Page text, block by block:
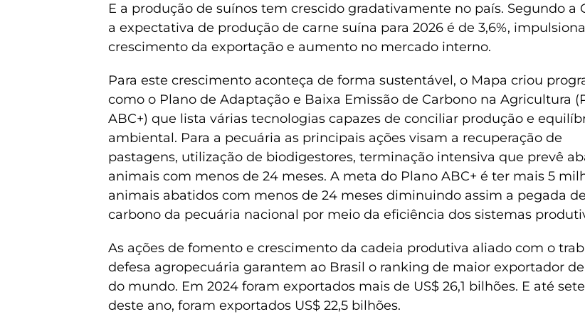
E a produção de suínos tem crescido gradativamente no país. Segundo a
a expectativa de produção de carne suína para 2026 é de 3,6%,
crescimento da exportação e aumento no mercado interno.
Para este crescimento aconteça de forma sustentável, o Mapa criou
como o Plano de Adaptação e Baixa Emissão de Carbono na Agricultura
ABC+) que lista várias tecnologias capazes de conciliar produção e
ambiental. Para a pecuária as principais ações visam a recuperação de
pastagens, utilização de biodigestores, terminação intensiva que prevê
animais com menos de 24 meses. A meta do Plano ABC+ é ter mais 5
animais abatidos com menos de 24 meses diminuindo assim a pegada de
carbono da pecuária nacional por meio da eficiência dos sistemas
As ações de fomento e crescimento da cadeia produtiva aliado com o
defesa agropecuária garantem ao Brasil o ranking de maior exportador
do mundo. Em 2024 foram exportados mais de US$ 26,1 bilhões. E até
deste ano, foram exportados US$ 22,5 bilhões.